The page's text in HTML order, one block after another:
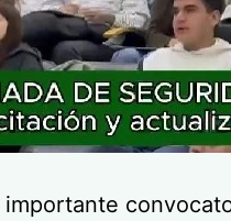
importante